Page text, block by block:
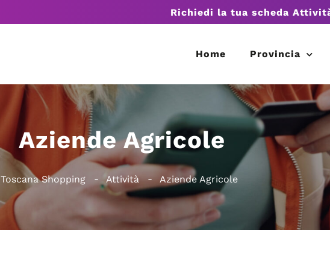
Richiedi la tua scheda
Home Provincia
Aziende Agricole
Toscana Shopping Attività Aziende Agricole